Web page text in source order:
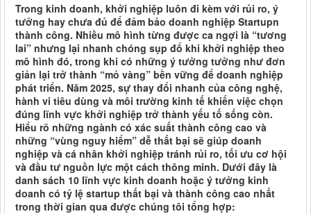
Trong kinh doanh, khởi nghiệp luôn đi kèm với rủi ro, ý
tưởng hay chưa đủ để đảm bảo doanh nghiệp Startupn
thành công. Nhiều mô hình từng được ca ngợi là “tương
lai” nhưng lại nhanh chóng sụp đổ khi khởi nghiệp theo
mô hình đó, trong khi có những ý tưởng tưởng như đơn
giản lại trở thành “mỏ vàng” bền vững để doanh nghiệp
phát triển. Năm 2025, sự thay đổi nhanh của công nghệ,
hành vi tiêu dùng và môi trường kinh tế khiến việc chọn
đúng lĩnh vực khởi nghiệp trở thành yếu tố sống còn.
Hiểu rõ những ngành có xác suất thành công cao và
những “vùng nguy hiểm” dễ thất bại sẽ giúp doanh
nghiệp và cá nhân khởi nghiệp tránh rủi ro, tối ưu cơ hội
và đầu tư nguồn lực một cách thông minh. Dưới đây là
danh sách 10 lĩnh vực kinh doanh hoặc ý tưởng kinh
doanh có tỷ lệ startup thất bại và thành công cao nhất
trong thời gian qua được chúng tôi tổng hợp: